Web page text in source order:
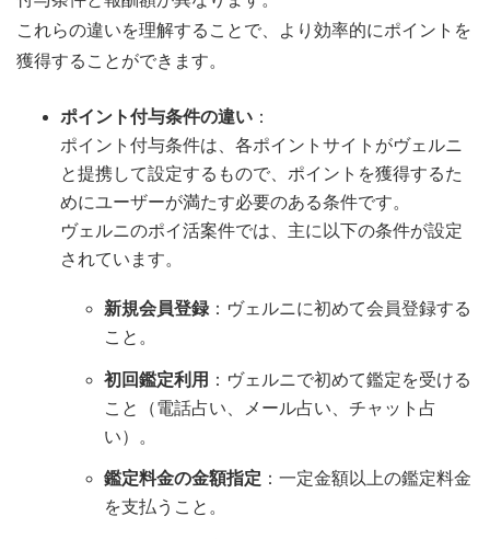
これらの違いを理解することで、より効率的にポイントを
獲得することができます。
ポイント付与条件の違い ：
ポイント付与条件は、各ポイントサイトがヴェルニ
と提携して設定するもので、ポイントを獲得するた
めにユーザーが満たす必要のある条件です。
ヴェルニのポイ活案件では、主に以下の条件が設定
されています。
新規会員登録 ：ヴェルニに初めて会員登録する
こと。
初回鑑定利用 ：ヴェルニで初めて鑑定を受ける
こと（電話占い、メール占い、チャット占
い）。
鑑定料金の金額指定 ：一定金額以上の鑑定料金
を支払うこと。